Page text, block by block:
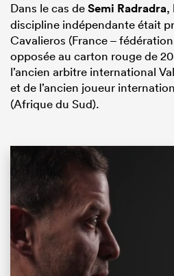
Dans le cas deSemi Radradra,
discipline indépendante était
Cavalieros (France –
opposée au carton rouge de
l’ancien arbitre international
et de l’ancien joueur
(Afrique du Sud).